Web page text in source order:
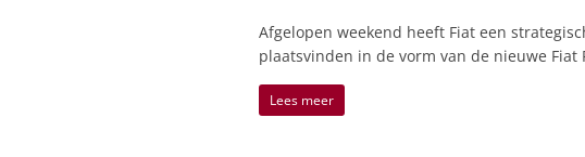
Afgelopen weekend heeft Fiat een
plaatsvinden in de vorm van de nieuwe Fiat
Lees meer